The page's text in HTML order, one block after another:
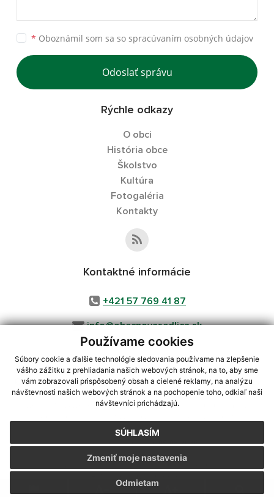
Používame cookies
Súbory cookie a ďalšie technológie sledovania používame na zlepšenie
vášho zážitku z prehliadania našich webových stránok, na to, aby sme
vám zobrazovali prispôsobený obsah a cielené reklamy, na analýzu
návštevnosti našich webových stránok a na pochopenie toho, odkiaľ naši
návštevníci prichádzajú.
SÚHLASÍM
Odmietam
Zmeniť moje nastavenia
* Oboznámil som sa so spracúvaním osobných údajov
Odoslať správu
Rýchle odkazy
O obci
História obce
Školstvo
Kultúra
Fotogaléria
Kontakty
Kontaktné informácie
+421 57 769 41 87
info@obecnovasedlica.sk
využite možnosť získavania aktuálnych informácií s využitím RSS
CMS systém (redakčný) systém ECHELON 2,Mapa stránok,web portál
webex.digital, s.r.o.,domény,registrácia domény
Posledná aktualizácia:05.08.2026
Vytlačiť stránku|Vyhlásenie o prístupnosti